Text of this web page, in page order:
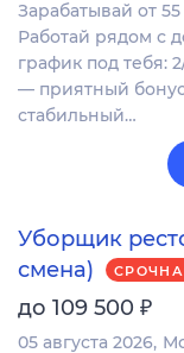
Зарабатывай от
Работай рядом с
график под тебя:
— приятный
стабильный…
Уборщик
смена)
до 109 500 ₽
05 августа 2026